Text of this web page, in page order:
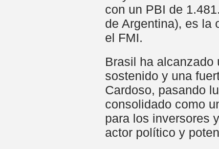
con un PBI de
de Argentina), es la
el FMI.
Brasil ha
sostenido y una
Cardoso, pasando
consolidado como
para los inversores
actor político y